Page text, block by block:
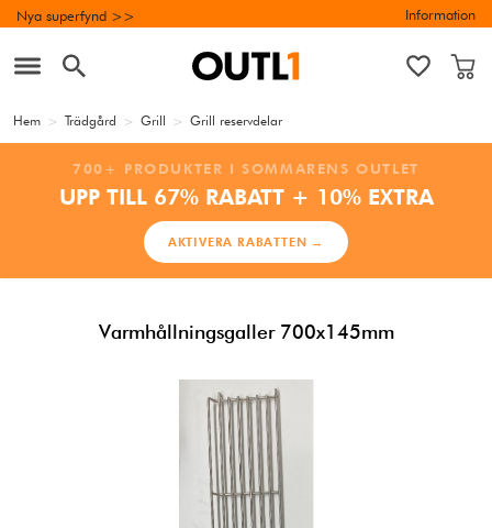
Nya superfynd >> Information
Hem > Trädgård > Grill > Grill reservdelar
700+ PRODUKTER I SOMMARENS OUTLET
UPP TILL 67% RABATT + 10% EXTRA
AKTIVERA RABATTEN →
Varmhållningsgaller 700x145mm